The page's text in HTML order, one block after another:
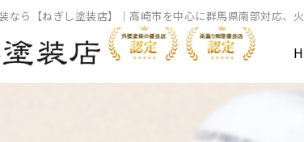
なら【ねぎし塗装店】｜高崎市を中心に群馬県南部対応、